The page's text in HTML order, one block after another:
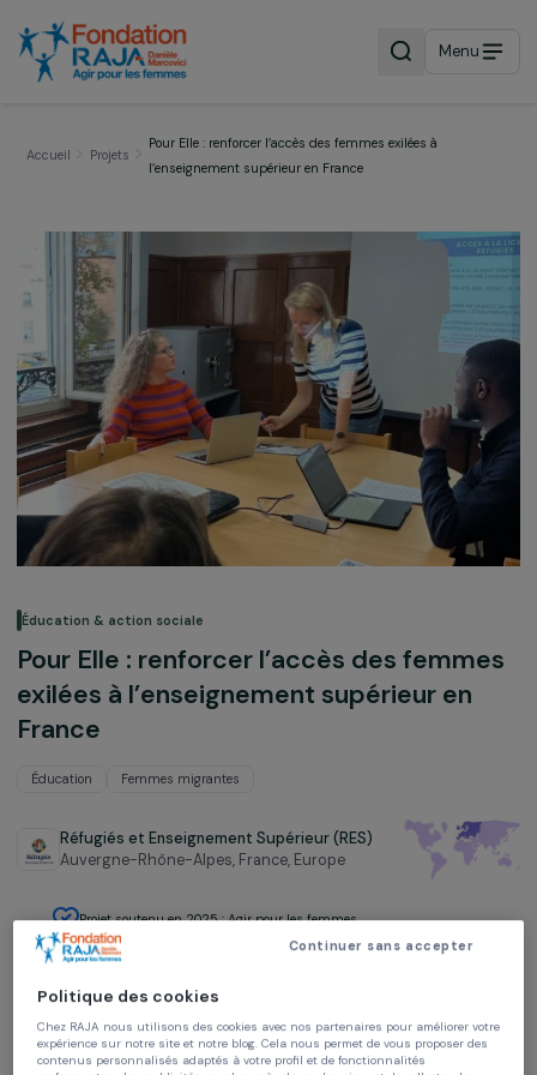
Menu
Pour Elle : renforcer l’accès des femmes exilées à
Éducation & action sociale
Pour Elle : renforcer l’accès des
exilées à l’enseignement supérieur en
Éducation Femmes migrantes
Réfugiés et Enseignement Supérieur (RES)
Auvergne-Rhône-Alpes, France,Europe
Projet soutenu en 2025 : Agir pour les femmes
Continuer sans accepter